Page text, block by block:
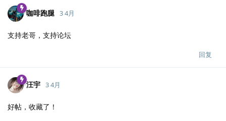
咖啡跑腿 3 4月
支持老哥，支持论坛
回复
汪宇 3 4月
好帖，收藏了！